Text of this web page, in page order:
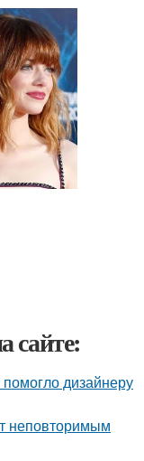
стрижки
для
затылком
сайте:
дизайнеру
неповторимым